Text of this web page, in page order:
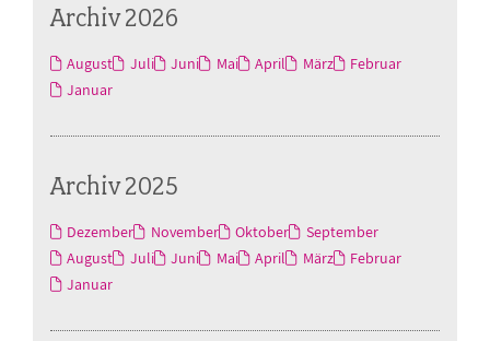
Archiv 2026
August Juli Juni Mai April März
Februar
Januar
Archiv 2025
Dezember November Oktober
September
August
Juli Juni Mai April März
Februar
Januar